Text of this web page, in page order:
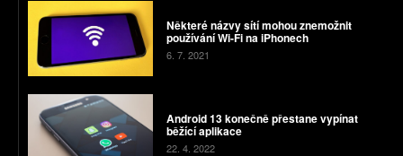
Některé názvy sítí mohou znemožnit
používání Wi-Fi na iPhonech
6. 7. 2021
Android 13 konečně přestane vypínat
běžící aplikace
22. 4. 2022